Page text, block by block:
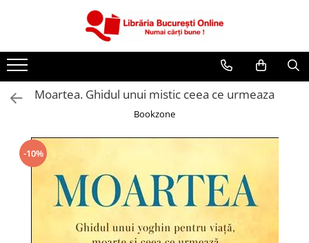
Artă și Enciclopedii
Beletristică
Cărți pentru copii
Cărți pentru tineri
Creșterea copilului
Dezvoltare Personală
Diete și Fitness
Moartea. Ghidul unui mistic ceea ce urmeaza
Bookzone
-10%